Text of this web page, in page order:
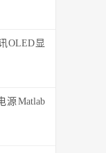
OLED显
源Matlab